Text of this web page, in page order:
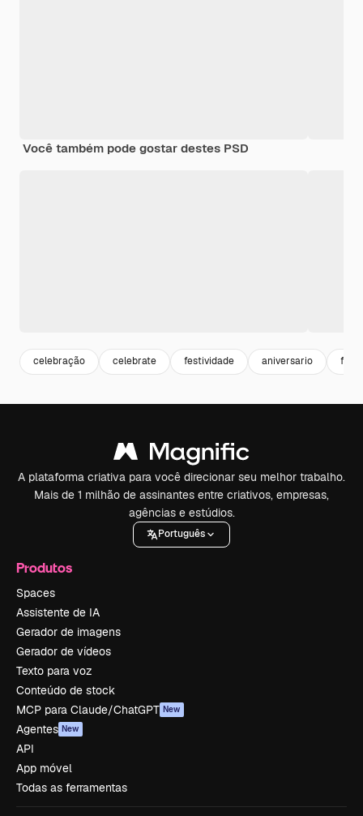
Você também pode gostar destes PSD
celebração celebrate festividade aniversario festa
A plataforma criativa para você direcionar seu melhor trabalho.
Mais de 1 milhão de assinantes entre criativos, empresas,
agências e estúdios.
Português
Produtos
Spaces
Assistente de IA
Gerador de imagens
Gerador de vídeos
Texto para voz
Conteúdo de stock
MCP para Claude/ChatGPT New
Agentes New
API
App móvel
Todas as ferramentas